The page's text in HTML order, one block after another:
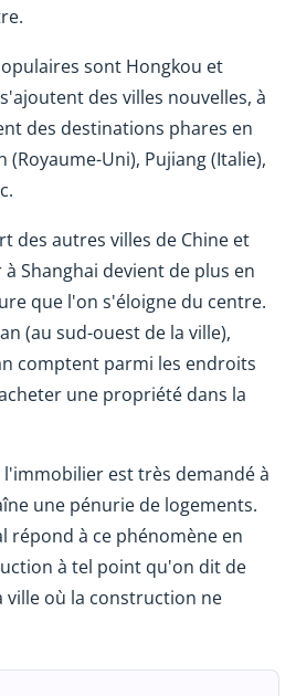
sont Hongkou et
des villes nouvelles, à
des destinations phares en
(Royaume-Uni), Pujiang (Italie),
des autres villes de Chine et
Shanghai devient de plus en
que l'on s'éloigne du centre.
(au sud-ouest de la ville),
comptent parmi les endroits
une propriété dans la
l'immobilier est très demandé à
une pénurie de logements.
répond à ce phénomène en
à tel point qu'on dit de
ville où la construction ne